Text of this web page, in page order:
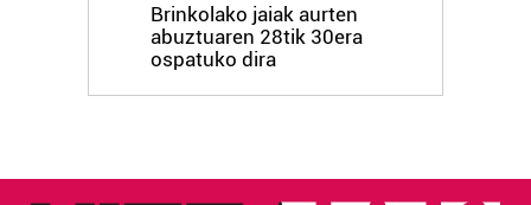
Brinkolako jaiak aurten
abuztuaren 28tik 30era
ospatuko dira